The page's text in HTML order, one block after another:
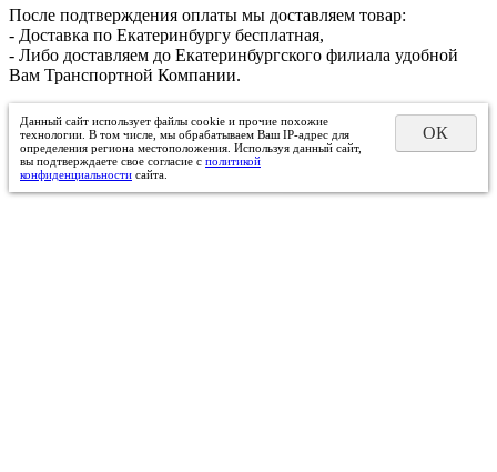
После подтверждения оплаты мы доставляем товар:
- Доставка по Екатеринбургу бесплатная,
- Либо доставляем до Екатеринбургского филиала удобной
Вам Транспортной Компании.
Данный сайт использует файлы cookie и прочие похожие
технологии. В том числе, мы обрабатываем Ваш IP-адрес для
определения региона местоположения. Используя данный сайт,
вы подтверждаете свое согласие с политикой
конфиденциальности сайта.
ОК